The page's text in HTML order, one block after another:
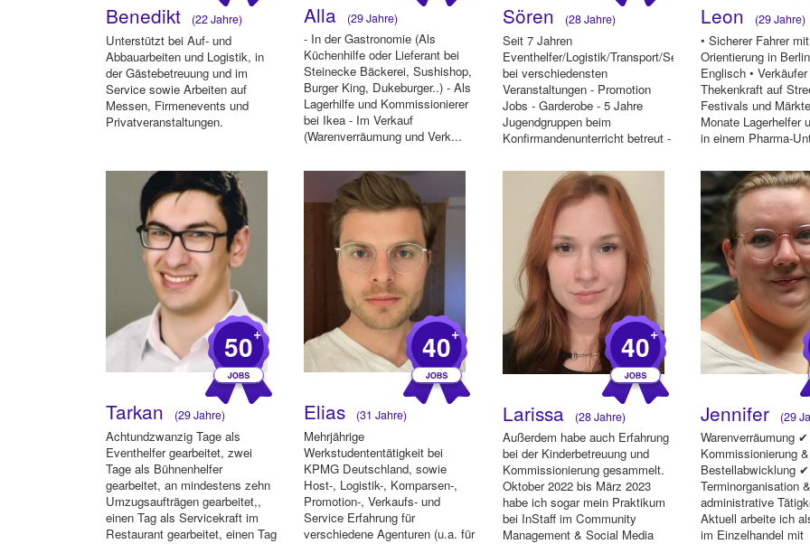
Benedikt (22 Jahre)
Unterstützt bei Auf- und
Abbauarbeiten und Logistik, in
der Gästebetreuung und im
Service sowie Arbeiten auf
Messen, Firmenevents und
Privatveranstaltungen.
Alla (29 Jahre)
- In der Gastronomie (Als
Küchenhilfe oder Lieferant bei
Steinecke Bäckerei, Sushishop,
Burger King, Dukeburger..) - Als
Lagerhilfe und Kommissionierer
bei Ikea - Im Verkauf
(Warenverräumung und Verk...
Sören (28 Jahre)
Seit 7 Jahren
Eventhelfer/Logistik/Transport/Service
bei verschiedensten
Veranstaltungen - Promotion
Jobs - Garderobe - 5 Jahre
Jugendgruppen beim
Konfirmandenunterricht betreut -
Leon (29 Jahre)
• Sicherer Fahrer
Orientierung in
Englisch •
Thekenkraft auf
Festivals und
Monate Lagerhelfer
in einem Pharma-
50+
Tarkan (29 Jahre)
Achtundzwanzig Tage als
Eventhelfer gearbeitet, zwei
Tage als Bühnenhelfer
gearbeitet, an mindestens zehn
Umzugsaufträgen gearbeitet,,
einen Tag als Servicekraft im
Restaurant gearbeitet, einen Tag
40+
Elias (31 Jahre)
Mehrjährige
Werkstudententätigkeit bei
KPMG Deutschland, sowie
Host-, Logistik-, Komparsen-,
Promotion-, Verkaufs- und
Service Erfahrung für
verschiedene Agenturen (u.a. für
40+
Larissa (28 Jahre)
Außerdem habe auch Erfahrung
bei der Kinderbetreuung und
Kommissionierung gesammelt.
Oktober 2022 bis März 2023
habe ich sogar mein Praktikum
bei InStaff im Community
Management & Social Media
Jennifer (29
Warenverräumung
Kommissionierung &
Bestellabwicklung ✔
Terminorganisation
administrative
Aktuell arbeite ich
im Einzelhandel mit